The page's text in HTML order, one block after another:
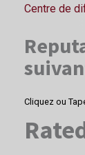
Centre de
Cliquez ou